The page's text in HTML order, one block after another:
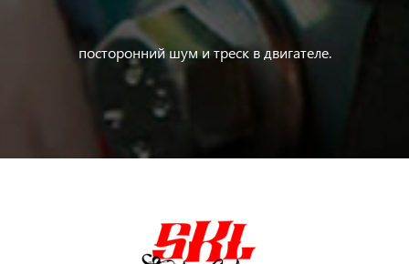
посторонний шум и треск в двигателе.